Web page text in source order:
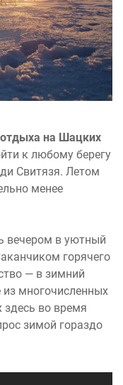
на Шацких
к любому берегу
Свитязя. Летом
менее
вечером в уютный
горячего
— в зимний
многочисленных
здесь во время
зимой гораздо